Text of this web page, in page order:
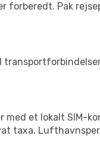
Pak
med et lokalt SIM-
taxa.